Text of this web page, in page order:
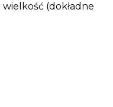
(dokładne